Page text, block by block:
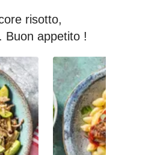
risotto,
Buon appetito !